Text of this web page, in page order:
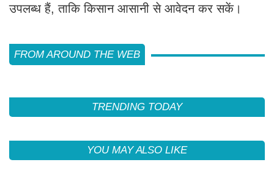
उपलब्ध हैं, ताकि किसान आसानी से आवेदन कर सकें।
FROM AROUND THE WEB
TRENDING TODAY
YOU MAY ALSO LIKE